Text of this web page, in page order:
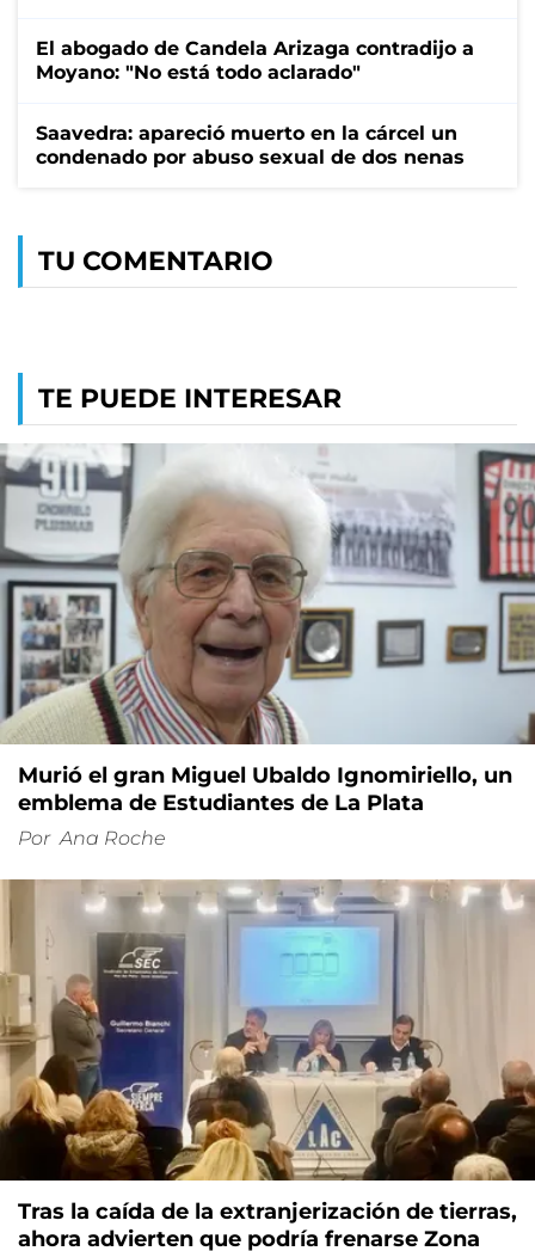
El abogado de Candela Arizaga contradijo a
Moyano: "No está todo aclarado"
Saavedra: apareció muerto en la cárcel un
condenado por abuso sexual de dos nenas
TU COMENTARIO
TE PUEDE INTERESAR
Murió el gran Miguel Ubaldo Ignomiriello, un
emblema de Estudiantes de La Plata
Por Ana Roche
Tras la caída de la extranjerización de tierras,
ahora advierten que podría frenarse Zona